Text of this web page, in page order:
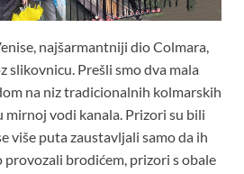
najšarmantniji dio Colmara,
slikovnicu. Prešli smo dva mala
na niz tradicionalnih kolmarskih
mirnoj vodi kanala. Prizori su bili
više puta zaustavljali samo da ih
provozali brodićem, prizori s obale